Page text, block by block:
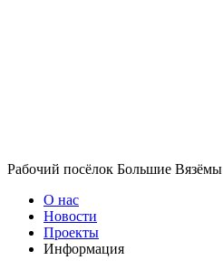
Рабочий посёлок Большие Вязёмы
О нас
Новости
Проекты
Информация